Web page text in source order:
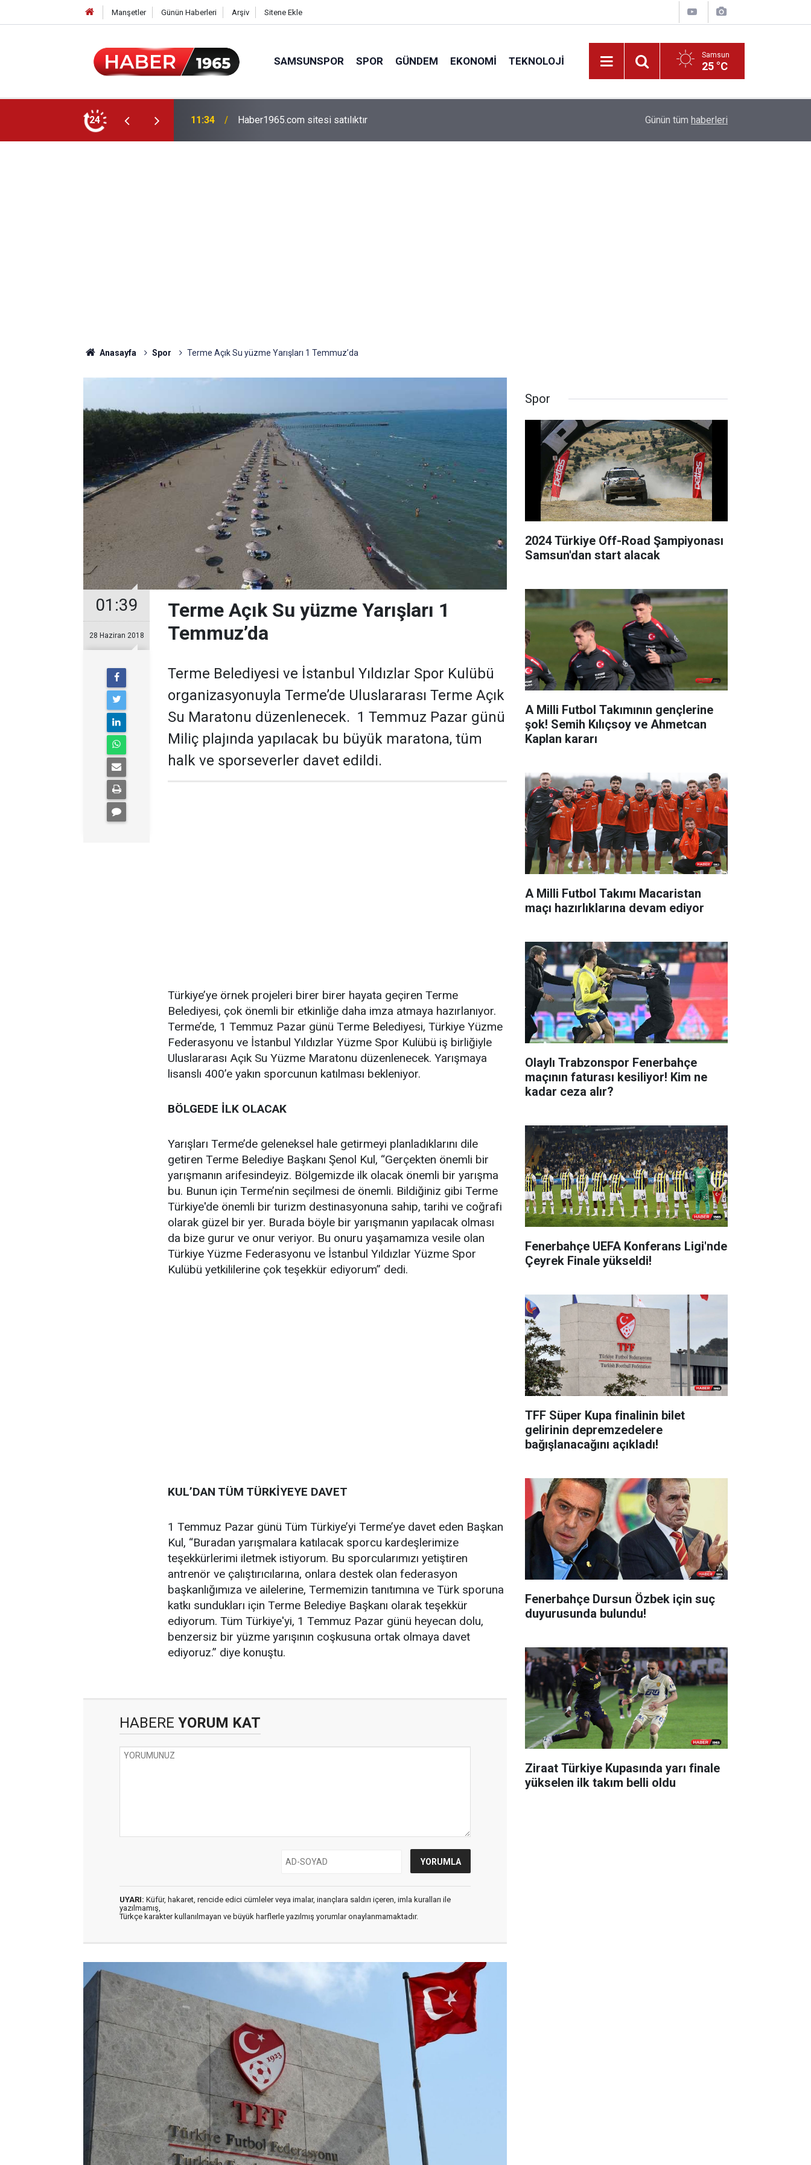
Manşetler Günün Haberleri Arşiv Sitene Ekle
SAMSUNSPOR SPOR GÜNDEM EKONOMI TEKNOLOJI Samsun
25 °C
24 15:52 Milyonlarca emekliyi ilgilendiriyor: Zamlı maaşlar hesaplarda Fahiş fiyatlar nedeniyle işletmelere 101 milyon
Günün tüm haberleri
Anasayfa Spor Terme Açık Su yüzme Yarışları 1 Temmuz’da
01:39
28 Haziran 2018
Terme Açık Su yüzme Yarışları 1
Temmuz’da
Terme Belediyesi ve İstanbul Yıldızlar Spor Kulübü
organizasyonuyla Terme’de Uluslararası Terme Açık
Su Maratonu düzenlenecek. 1 Temmuz Pazar günü
Miliç plajında yapılacak bu büyük maratona, tüm
halk ve sporseverler davet edildi.
Türkiye’ye örnek projeleri birer birer hayata geçiren Terme
Belediyesi, çok önemli bir etkinliğe daha imza atmaya hazırlanıyor.
Terme’de, 1 Temmuz Pazar günü Terme Belediyesi, Türkiye Yüzme
Federasyonu ve İstanbul Yıldızlar Yüzme Spor Kulübü iş birliğiyle
Uluslararası Açık Su Yüzme Maratonu düzenlenecek. Yarışmaya
lisanslı 400’e yakın sporcunun katılması bekleniyor.
BÖLGEDE İLK OLACAK
Yarışları Terme’de geleneksel hale getirmeyi planladıklarını dile
getiren Terme Belediye Başkanı Şenol Kul, “Gerçekten önemli bir
yarışmanın arifesindeyiz. Bölgemizde ilk olacak önemli bir yarışma
bu. Bunun için Terme’nin seçilmesi de önemli. Bildiğiniz gibi Terme
Türkiye'de önemli bir turizm destinasyonuna sahip, tarihi ve coğrafi
olarak güzel bir yer. Burada böyle bir yarışmanın yapılacak olması
da bize gurur ve onur veriyor. Bu onuru yaşamamıza vesile olan
Türkiye Yüzme Federasyonu ve İstanbul Yıldızlar Yüzme Spor
Kulübü yetkililerine çok teşekkür ediyorum” dedi.
KUL’DAN TÜM TÜRKİYEYE DAVET
1 Temmuz Pazar günü Tüm Türkiye’yi Terme’ye davet eden Başkan
Kul, “Buradan yarışmalara katılacak sporcu kardeşlerimize
teşekkürlerimi iletmek istiyorum. Bu sporcularımızı yetiştiren
antrenör ve çalıştırıcılarına, onlara destek olan federasyon
başkanlığımıza ve ailelerine, Termemizin tanıtımına ve Türk sporuna
katkı sundukları için Terme Belediye Başkanı olarak teşekkür
ediyorum. Tüm Türkiye'yi, 1 Temmuz Pazar günü heyecan dolu,
benzersiz bir yüzme yarışının coşkusuna ortak olmaya davet
ediyoruz.” diye konuştu.
HABERE YORUM KAT
UYARI: Küfür, hakaret, rencide edici cümleler veya imalar, inançlara saldırı içeren, imla kuralları ile
yazılmamış,
Türkçe karakter kullanılmayan ve büyük harflerle yazılmış yorumlar onaylanmamaktadır.
Spor
2024 Türkiye Off-Road Şampiyonası
Samsun'dan start alacak
A Milli Futbol Takımının gençlerine
şok! Semih Kılıçsoy ve Ahmetcan
Kaplan kararı
A Milli Futbol Takımı Macaristan
maçı hazırlıklarına devam ediyor
Olaylı Trabzonspor Fenerbahçe
maçının faturası kesiliyor! Kim ne
kadar ceza alır?
Fenerbahçe UEFA Konferans Ligi'nde
Çeyrek Finale yükseldi!
TFF Süper Kupa finalinin bilet
gelirinin depremzedelere
bağışlanacağını açıkladı!
Fenerbahçe Dursun Özbek için suç
duyurusunda bulundu!
Ziraat Türkiye Kupasında yarı finale
yükselen ilk takım belli oldu